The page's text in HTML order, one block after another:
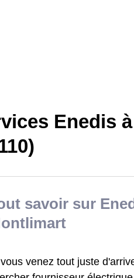
Enedis
savoir sur
venez tout juste